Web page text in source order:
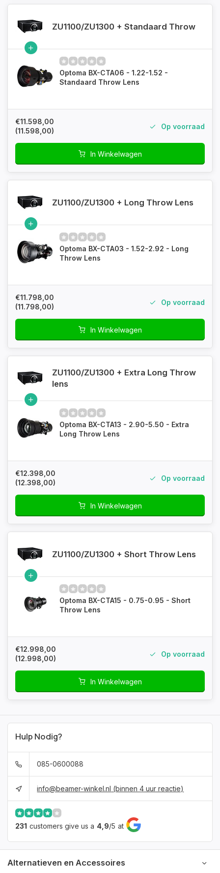
ZU1100/ZU1300 + Standaard Throw
Optoma BX-CTA06 - 1.22-1.52 -
Standaard Throw Lens
€11.598,00
(11.598,00)
Op voorraad
In Winkelwagen
ZU1100/ZU1300 + Long Throw Lens
Optoma BX-CTA03 - 1.52-2.92 - Long
Throw Lens
€11.798,00
(11.798,00)
Op voorraad
In Winkelwagen
ZU1100/ZU1300 + Extra Long Throw
lens
Optoma BX-CTA13 - 2.90-5.50 - Extra
Long Throw Lens
€12.398,00
(12.398,00)
Op voorraad
In Winkelwagen
ZU1100/ZU1300 + Short Throw Lens
Optoma BX-CTA15 - 0.75-0.95 - Short
Throw Lens
€12.998,00
(12.998,00)
Op voorraad
In Winkelwagen
Hulp Nodig?
085-0600088
info@beamer-winkel.nl (binnen 4 uur reactie)
231 customers give us a 4,9/5 at
Alternatieven en Accessoires